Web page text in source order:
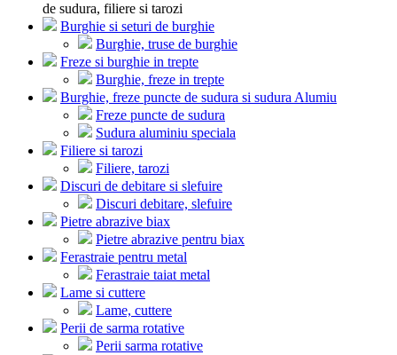
de sudura, filiere si tarozi
Burghie si seturi de burghie
Burghie, truse de burghie
Freze si burghie in trepte
Burghie, freze in trepte
Burghie, freze puncte de sudura si sudura Alumiu
Freze puncte de sudura
Sudura aluminiu speciala
Filiere si tarozi
Filiere, tarozi
Discuri de debitare si slefuire
Discuri debitare, slefuire
Pietre abrazive biax
Pietre abrazive pentru biax
Ferastraie pentru metal
Ferastraie taiat metal
Lame si cuttere
Lame, cuttere
Perii de sarma rotative
Perii sarma rotative